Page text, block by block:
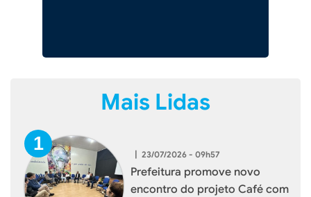
Mais Lidas
| 23/07/2026 - 09h57
Prefeitura promove novo
encontro do projeto Café com